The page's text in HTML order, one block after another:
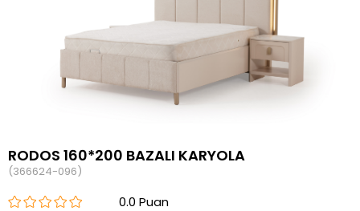
RODOS 160*200 BAZALI KARYOLA
(366624-096)
0.0